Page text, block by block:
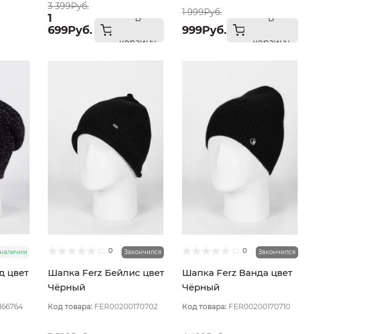
3 399Руб.
1
699Руб.
В
корзину
1 999Руб.
999Руб.
В
корзину
цвет
0 Закончился
Шапка Ferz Бейлис цвет
Чёрный
Код товара: FER00200170702
0 Закончился
Шапка Ferz Ванда цвет
Чёрный
Код товара: FER00200170710